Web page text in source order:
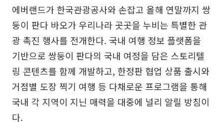
에버랜드가 한국관광공사와 손잡고 올해 연말까지 쌍
둥이 판다 바오가 우리나라 곳곳을 누비는 특별한 관
광 촉진 행사를 전개한다. 국내 여행 정보 플랫폼을
기반으로 쌍둥이 판다의 국내 여정을 담은 스토리텔
링 콘텐츠를 함께 개발하고, 한정판 협업 상품 출시와
거점별 도장 찍기 여행 등 다채로운 프로그램을 통해
국내 각 지역이 지닌 매력을 대중에 널리 알릴 방침이
다.